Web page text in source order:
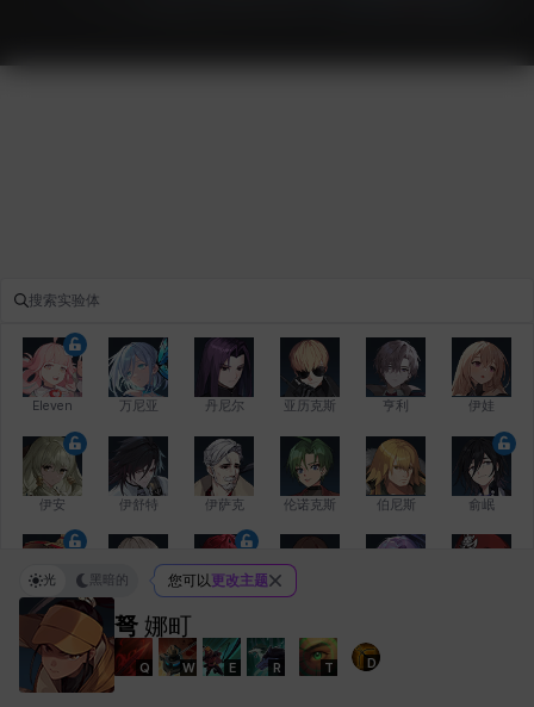
Eleven 万尼亚 丹尼尔 亚历克斯 亨利 伊娃
伊安 伊舒特 伊萨克 伦诺克斯 伯尼斯 俞岷
修凯 克雷弗
弩 娜町
Q W E R T D
光 黑暗的 您可以更改主题